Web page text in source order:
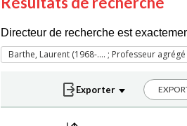
Directeur de recherche est
Barthe, Laurent (1968-.... ; Professeur